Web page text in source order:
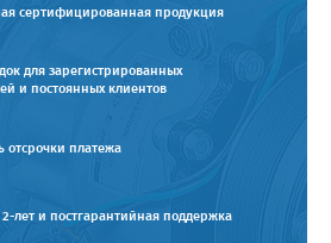
сертифицированная продукция
для зарегистрированных
и постоянных клиентов
отсрочки платежа
2-лет и постгарантийная поддержка